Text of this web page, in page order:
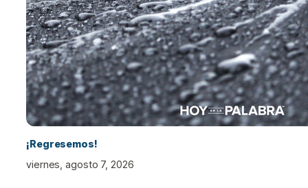
¡Regresemos!
viernes, agosto 7, 2026